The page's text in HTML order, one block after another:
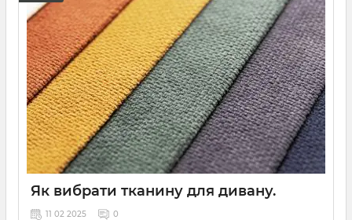
Як вибрати тканину для дивану.
11 02 2025 0